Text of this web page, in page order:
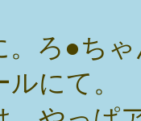
。ろ●ち
にて。